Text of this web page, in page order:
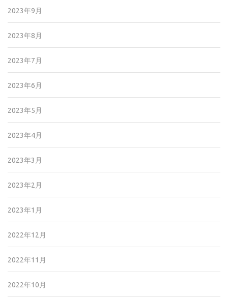
2023年9月
2023年8月
2023年7月
2023年6月
2023年5月
2023年4月
2023年3月
2023年2月
2023年1月
2022年12月
2022年11月
2022年10月